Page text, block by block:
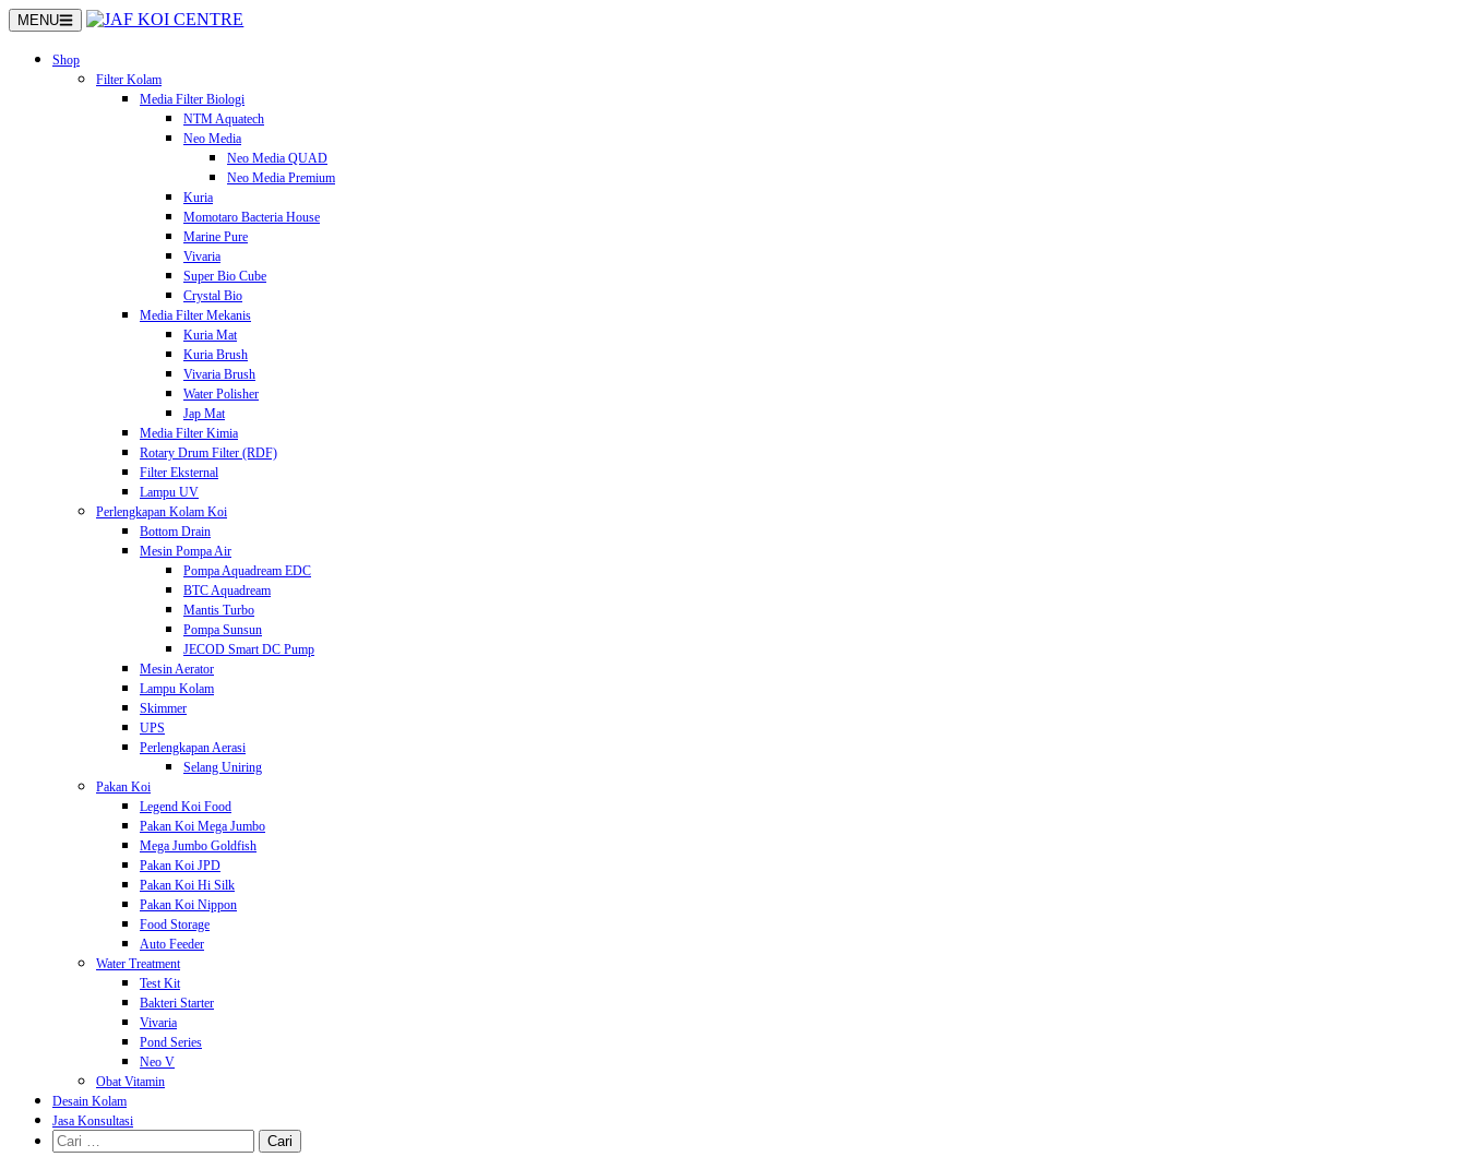
Langsung
ke
konten
MENU
Shop
Filter Kolam
Media Filter Biologi
NTM Aquatech
Neo Media
Neo Media QUAD
Neo Media Premium
Kuria
Momotaro Bacteria House
Marine Pure
Vivaria
Super Bio Cube
Crystal Bio
Media Filter Mekanis
Kuria Mat
Kuria Brush
Vivaria Brush
Water Polisher
Jap Mat
Media Filter Kimia
Rotary Drum Filter (RDF)
Filter Eksternal
Lampu UV
Perlengkapan Kolam Koi
Bottom Drain
Mesin Pompa Air
Pompa Aquadream EDC
BTC Aquadream
Mantis Turbo
Pompa Sunsun
JECOD Smart DC Pump
Mesin Aerator
Lampu Kolam
Skimmer
UPS
Perlengkapan Aerasi
Selang Uniring
Pakan Koi
Legend Koi Food
Pakan Koi Mega Jumbo
Mega Jumbo Goldfish
Pakan Koi JPD
Pakan Koi Hi Silk
Pakan Koi Nippon
Food Storage
Auto Feeder
Water Treatment
Test Kit
Bakteri Starter
Vivaria
Pond Series
Neo V
Obat Vitamin
Desain Kolam
Jasa Konsultasi
Cari
untuk: